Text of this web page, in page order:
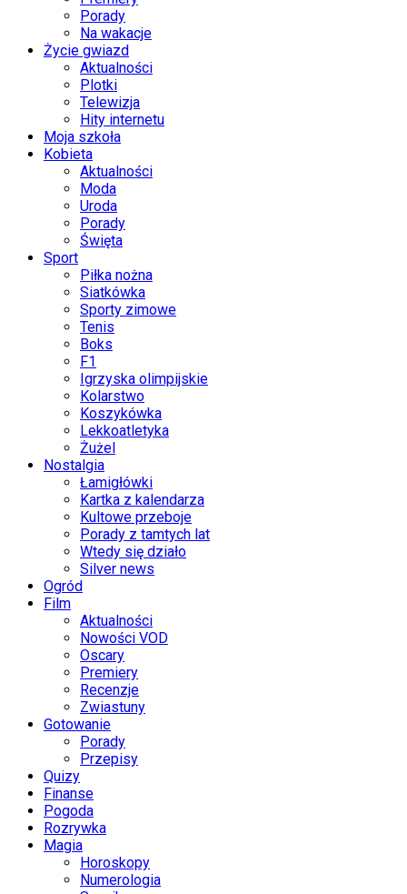
Porady
Na wakacje
Życie gwiazd
Aktualności
Plotki
Telewizja
Hity internetu
Moja szkoła
Kobieta
Aktualności
Moda
Uroda
Porady
Święta
Sport
Piłka nożna
Siatkówka
Sporty zimowe
Tenis
Boks
F1
Igrzyska olimpijskie
Kolarstwo
Koszykówka
Lekkoatletyka
Żużel
Nostalgia
Łamigłówki
Kartka z kalendarza
Kultowe przeboje
Porady z tamtych lat
Wtedy się działo
Silver news
Ogród
Film
Aktualności
Nowości VOD
Oscary
Premiery
Recenzje
Zwiastuny
Gotowanie
Porady
Przepisy
Quizy
Finanse
Pogoda
Rozrywka
Magia
Horoskopy
Numerologia